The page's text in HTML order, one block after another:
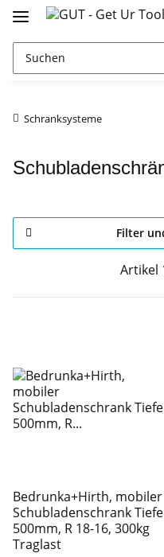
Schranksysteme
Filter
Artikel
Bedrunka+Hirth, mobiler
Schubladenschrank Tiefe
500mm, R 18-16, 300kg
Traglast